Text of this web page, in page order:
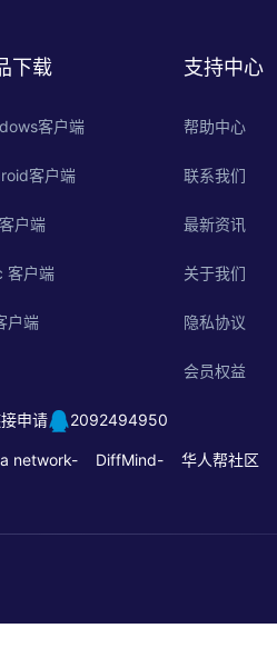
下载
客户端
客户端
户端
客户端
户端
支持中心
帮助中心
联系我们
最新资讯
关于我们
隐私协议
会员权益
申请 2092494950
network- DiffMind- 华人帮社区